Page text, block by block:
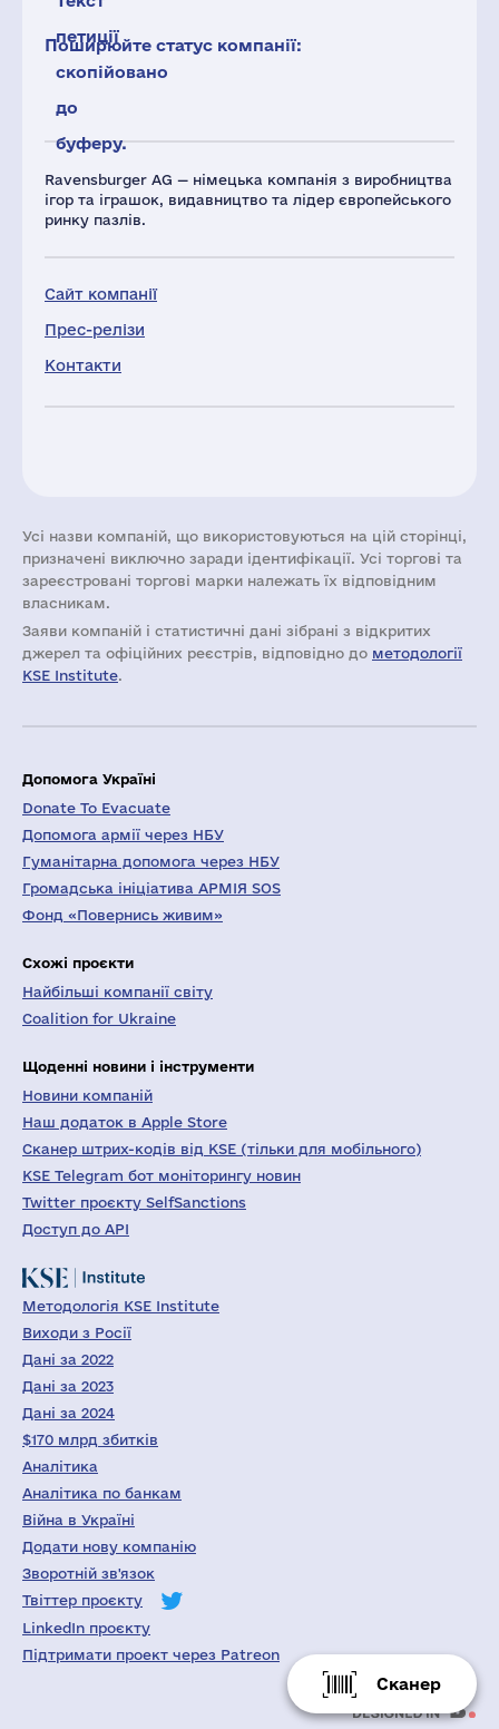
Ravensburger AG — німецька компанія з виробництва
ігор та іграшок, видавництво та лідер європейського
ринку пазлів.
Сайт компанії
Прес-релізи
Контакти
петиції
скопійовано
до
буферу.
Поширюйте статус компанії:
Усі назви компаній, що використовуються на цій сторінці,
призначені виключно заради ідентифікації. Усі торгові та
зареєстровані торгові марки належать їх відповідним
власникам.
Заяви компаній i статистичні дані зібрані з відкритих
джерел та офіційних реєстрів, відповідно до методології
KSE Institute.
Сканер
Допомога Україні
Donate To Evacuate
Допомога армії через НБУ
Гуманітарна допомога через НБУ
Громадська ініціатива АРМІЯ SOS
Фонд «Повернись живим»
Схожі проєкти
Найбільші компанії світу
Coalition for Ukraine
Щоденні новини і інструменти
Новини компаній
Наш додаток в Apple Store
Сканер штрих-кодів від KSE (тільки для мобільного)
KSE Telegram бот моніторингу новин
Twitter проєкту SelfSanctions
Доступ до API
Методологія KSE Institute
Виходи з Росії
Дані за 2022
Дані за 2023
Дані за 2024
$170 млрд збитків
Аналітика
Аналітика по банкам
Війна в Україні
Додати нову компанію
Зворотній зв'язок
Твіттер проєкту
LinkedIn проєкту
Підтримати проект через Patreon